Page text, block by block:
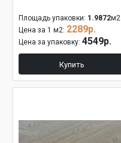
Площадь упаковки: 1.9872м2
Цена за 1 м2: 2289р.
Цена за упаковку: 4549р.
Купить